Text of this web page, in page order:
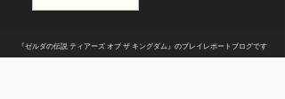
『ゼルダの伝説 ティアーズ オブ ザ キングダム』のプレイレポートブログです